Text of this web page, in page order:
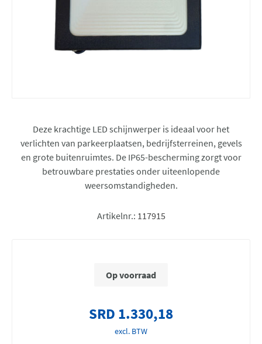
Deze krachtige LED schijnwerper is ideaal voor het
verlichten van parkeerplaatsen, bedrijfsterreinen, gevels
en grote buitenruimtes. De IP65-bescherming zorgt voor
betrouwbare prestaties onder uiteenlopende
weersomstandigheden.
Artikelnr.: 117915
Op voorraad
SRD 1.330,18
excl. BTW